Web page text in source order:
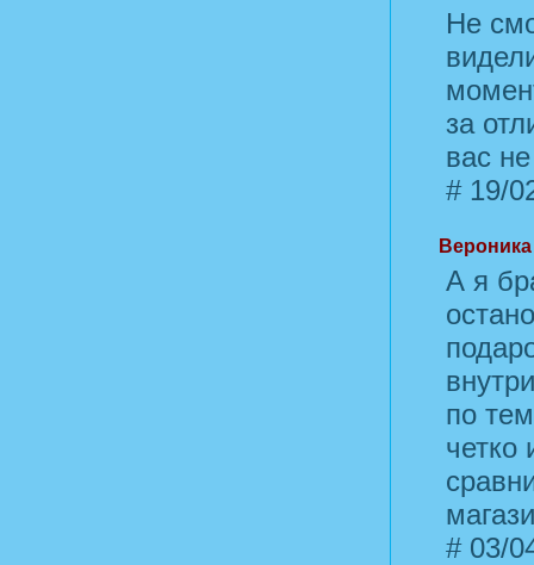
Не
за
вас
#19/
Вероника
А я
по
четко
#03/